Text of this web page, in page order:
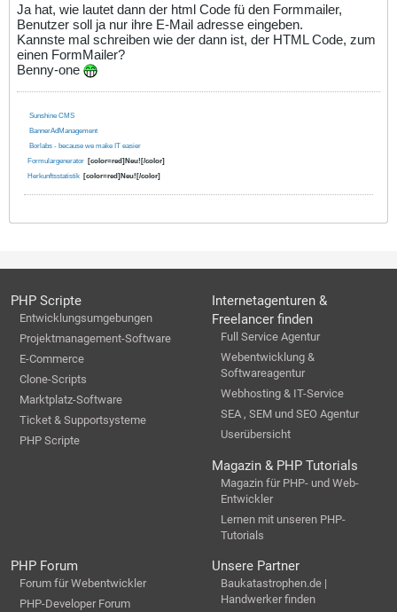
Ja hat, wie lautet dann der html Code fü den Formmailer,
Benutzer soll ja nur ihre E-Mail adresse eingeben.
Kannste mal schreiben wie der dann ist, der HTML Code, zum
einen FormMailer?
Benny-one
Sunshine CMS
BannerAdManagement
Borlabs - because we make IT easier
Formulargenerator [color=red]Neu![/color]
Herkunftsstatistik [color=red]Neu![/color]
PHP Scripte
Entwicklungsumgebungen
Projektmanagement-Software
E-Commerce
Clone-Scripts
Marktplatz-Software
Ticket & Supportsysteme
PHP Scripte
Internetagenturen &
Freelancer finden
Full Service Agentur
Webentwicklung &
Softwareagentur
Webhosting & IT-Service
SEA , SEM und SEO Agentur
Userübersicht
Magazin & PHP Tutorials
Magazin für PHP- und Web-
Entwickler
Lernen mit unseren PHP-
Tutorials
PHP Forum
Forum für Webentwickler
PHP-Developer Forum
Unsere Partner
Baukatastrophen.de |
Handwerker finden